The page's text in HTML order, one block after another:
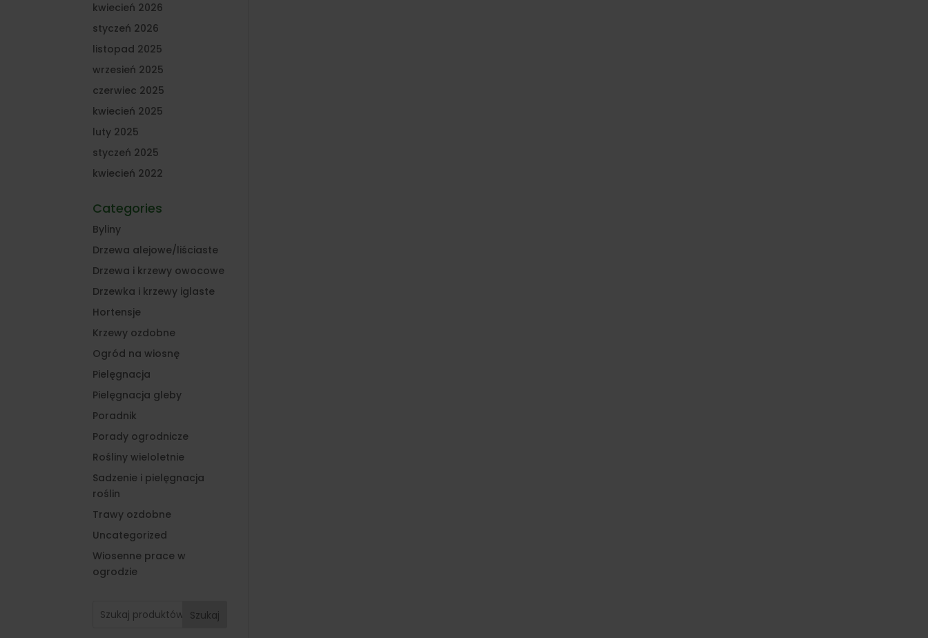
kwiecień 2026
styczeń 2026
listopad 2025
wrzesień 2025
czerwiec 2025
kwiecień 2025
luty 2025
styczeń 2025
kwiecień 2022
Categories
Byliny
Drzewa alejowe/liściaste
Drzewa i krzewy owocowe
Drzewka i krzewy iglaste
Hortensje
Krzewy ozdobne
Ogród na wiosnę
Pielęgnacja
Pielęgnacja gleby
Poradnik
Porady ogrodnicze
Rośliny wieloletnie
Sadzenie i pielęgnacja
roślin
Trawy ozdobne
Uncategorized
Wiosenne prace w
ogrodzie
Szukaj